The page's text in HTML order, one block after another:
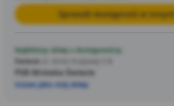
Sprawdź dostępność w
Najbliższy sklep z dostępnością
Świecie
PSB Mrówka Świecie
Ustaw jako mój sklep